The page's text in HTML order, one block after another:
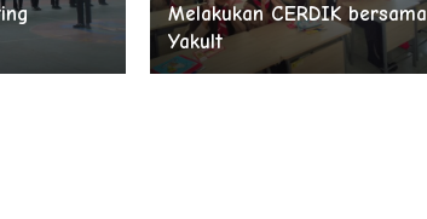
Melakukan CERDIK bersama
Yakult